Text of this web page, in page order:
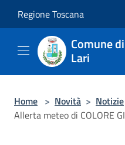
Regione Toscana
Comune
Lari
Home > Novità > Notizie
Allerta meteo di COLORE